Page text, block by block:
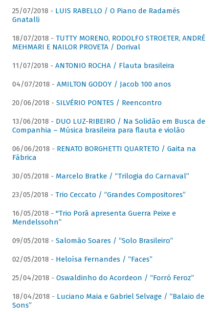
25/07/2018 - LUIS RABELLO / O Piano de Radamés
Gnatalli
18/07/2018 - TUTTY MORENO, RODOLFO STROETER, ANDRÉ
MEHMARI E NAILOR PROVETA / Dorival
11/07/2018 - ANTONIO ROCHA / Flauta brasileira
04/07/2018 - AMILTON GODOY / Jacob 100 anos
20/06/2018 - SILVÉRIO PONTES / Reencontro
13/06/2018 - DUO LUZ-RIBEIRO / Na Solidão em Busca de
Companhia – Música brasileira para flauta e violão
06/06/2018 - RENATO BORGHETTI QUARTETO / Gaita na
Fábrica
30/05/2018 - Marcelo Bratke / “Trilogia do Carnaval”
23/05/2018 - Trio Ceccato / “Grandes Compositores”
16/05/2018 - "Trio Porã apresenta Guerra Peixe e
Mendelssohn”
09/05/2018 - Salomão Soares / “Solo Brasileiro”
02/05/2018 - Heloísa Fernandes / “Faces”
25/04/2018 - Oswaldinho do Acordeon / “Forró Feroz”
18/04/2018 - Luciano Maia e Gabriel Selvage / “Balaio de
Sons”